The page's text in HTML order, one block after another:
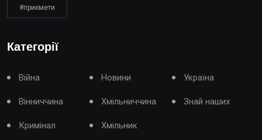
#прикмети
Категорії
Війна Новини Україна
Вінниччина Хмільниччина Знай наших
Кримінал Хмільник